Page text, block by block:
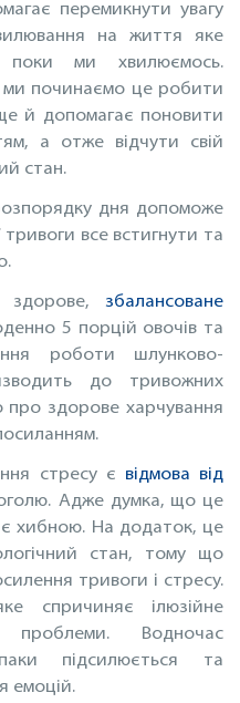
перемикнути увагу
на життя яке
ми хвилюємось.
починаємо це робити
й допомагає поновити
а отже відчути свій
стан.
дня допоможе
все встигнути та
здорове, збалансоване
5 порцій овочів та
роботи шлунково-
до тривожних
про здорове харчування
стресу є відмова від
Адже думка, що це
хибною. На додаток, це
стан, тому що
тривоги і стресу.
спричиняє ілюзійне
проблеми. Водночас
підсилюється та
емоцій.